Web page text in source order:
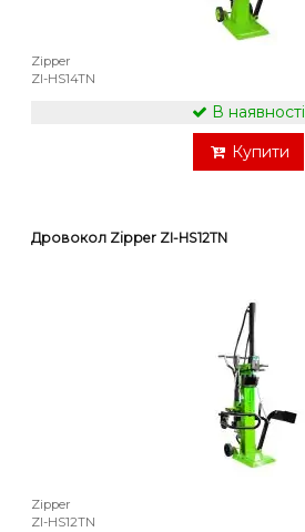
Zipper
ZI-HS14TN
В наявності
Купити
Дровокол Zipper ZI-HS12TN
Zipper
ZI-HS12TN